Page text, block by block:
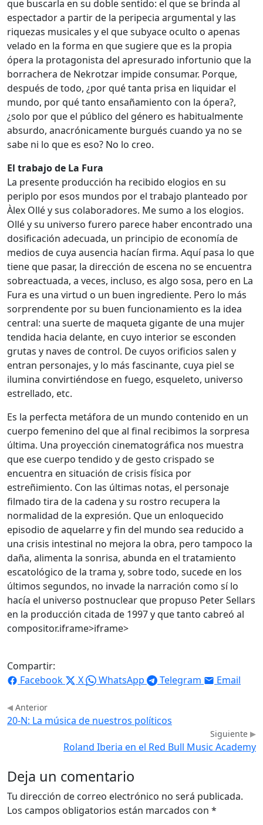
que buscarla en su doble sentido: el que se brinda al
espectador a partir de la peripecia argumental y las
riquezas musicales y el que subyace oculto o apenas
velado en la forma en que sugiere que es la propia
ópera la protagonista del apresurado infortunio que la
borrachera de Nekrotzar impide consumar. Porque,
después de todo, ¿por qué tanta prisa en liquidar el
mundo, por qué tanto ensañamiento con la ópera?,
¿solo por que el público del género es habitualmente
absurdo, anacrónicamente burgués cuando ya no se
sabe ni lo que es eso? No lo creo.
El trabajo de La Fura
La presente producción ha recibido elogios en su
periplo por esos mundos por el trabajo planteado por
Àlex Ollé y sus colaboradores. Me sumo a los elogios.
Ollé y su universo furero parece haber encontrado una
dosificación adecuada, un principio de economía de
medios de cuya ausencia hacían firma. Aquí pasa lo que
tiene que pasar, la dirección de escena no se encuentra
sobreactuada, a veces, incluso, es algo sosa, pero en La
Fura es una virtud o un buen ingrediente. Pero lo más
sorprendente por su buen funcionamiento es la idea
central: una suerte de maqueta gigante de una mujer
tendida hacia delante, en cuyo interior se esconden
grutas y naves de control. De cuyos orificios salen y
entran personajes, y lo más fascinante, cuya piel se
ilumina convirtiéndose en fuego, esqueleto, universo
estrellado, etc.
Es la perfecta metáfora de un mundo contenido en un
cuerpo femenino del que al final recibimos la sorpresa
última. Una proyección cinematográfica nos muestra
que ese cuerpo tendido y de gesto crispado se
encuentra en situación de crisis física por
estreñimiento. Con las últimas notas, el personaje
filmado tira de la cadena y su rostro recupera la
normalidad de la expresión. Que un enloquecido
episodio de aquelarre y fin del mundo sea reducido a
una crisis intestinal no mejora la obra, pero tampoco la
daña, alimenta la sonrisa, abunda en el tratamiento
escatológico de la trama y, sobre todo, sucede en los
últimos segundos, no invade la narración como sí lo
hacía el universo postnuclear que propuso Peter Sellars
en la producción citada de 1997 y que tanto cabreó al
compositor.iframe>iframe>
Compartir:
Facebook
X WhatsApp Telegram Email
Anterior
20-N: La música de nuestros políticos
Siguiente
Roland Iberia en el Red Bull Music Academy
Deja un comentario
Tu dirección de correo electrónico no será publicada.
Los campos obligatorios están marcados con *